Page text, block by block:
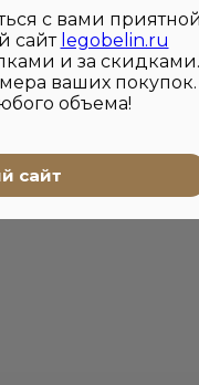
с вами приятной
сайт legobelin.ru
и за скидками.
ваших покупок.
объема!
сайт